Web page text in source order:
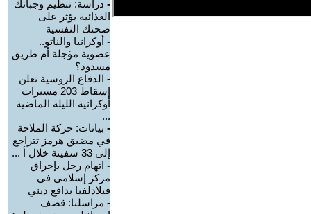
- دراسة: تنظيم وجباتك
الغذائية يؤثر على
صحتك النفسية
- أوكرانيا والناتو..
عضوية مؤجلة أم طريق
مسدود؟
- الدفاع الروسية تعلن
إسقاط 203 مسيرات
أوكرانية الليلة الماضية
...
- بيانات: حركة الملاحة
في مضيق هرمز تتراجع
إلى 33 سفينة خلال أ ...
- اتهام رجل بإحراق
مركز إسلامي في
فيلادلفيا بدافع ديني
- مراسلنا: قصف